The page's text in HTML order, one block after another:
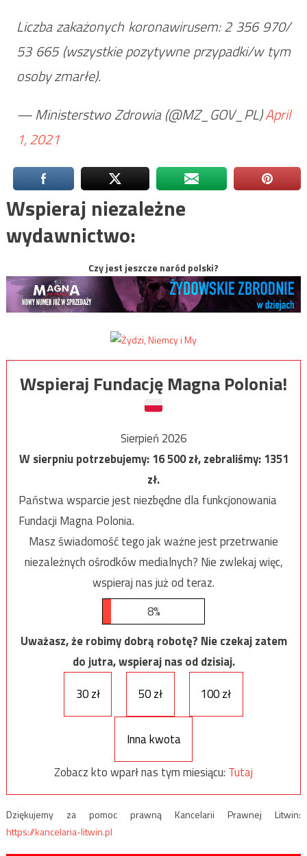
Liczba zakażonych koronawirusem: 2 356 970/
53 665 (wszystkie pozytywne przypadki/w tym
osoby zmarłe).
— Ministerstwo Zdrowia (@MZ_GOV_PL)April
1, 2021
Wspieraj niezależne
wydawnictwo:
Czy jest jeszcze naród polski?
Wspieraj Fundację Magna Polonia!
Sierpień 2026
W sierpniu potrzebujemy:16 500zł, zebraliśmy:1351
zł.
Państwa wsparcie jest niezbędne dla funkcjonowania
Fundacji Magna Polonia.
Masz świadomość tego jak ważne jest przetrwanie
niezależnych ośrodków medialnych? Nie zwlekaj więc,
wspieraj nas już od teraz.
8%
Uważasz, że robimy dobrą robotę? Nie czekaj zatem
do jutra, wspieraj nas od dzisiaj.
30 zł
50 zł 100 zł
Inna kwota
Zobacz kto wparł nas tym miesiącu: Tutaj
Dziękujemy za pomoc prawną Kancelarii Prawnej Litwin:
https://kancelaria-litwin.pl